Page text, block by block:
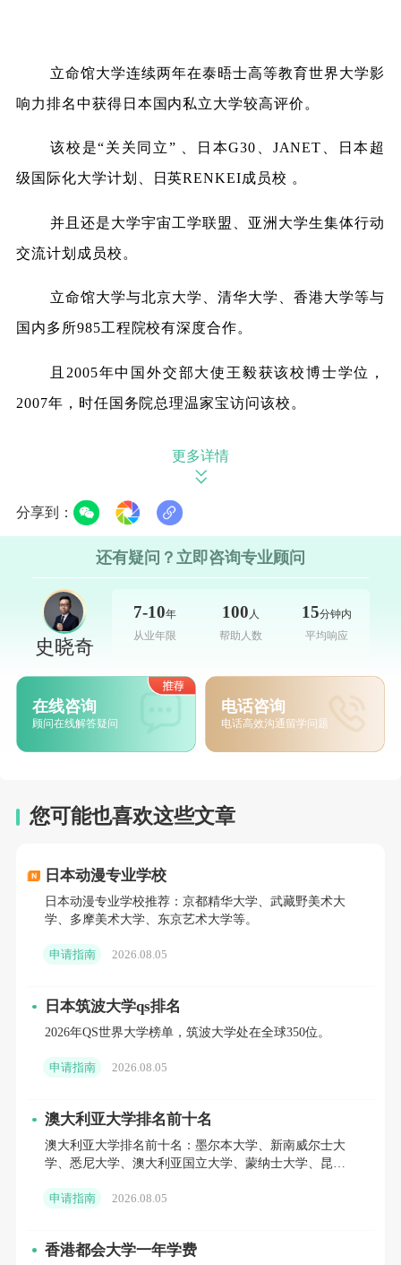
立命馆大学连续两年在泰晤士高等教育世界大学影
响力排名中获得日本国内私立大学较高评价。
该校是“关关同立” 、日本G30、JANET、日本超
级国际化大学计划、日英RENKEI成员校 。
并且还是大学宇宙工学联盟、亚洲大学生集体行动
交流计划成员校。
立命馆大学与北京大学、清华大学、香港大学等与
国内多所985工程院校有深度合作。
且2005年中国外交部大使王毅获该校博士学位，
2007年，时任国务院总理温家宝访问该校。
りつめいかんだいがく
立命馆大学共设置了15个学部，涵盖了多个领
域。
法学部、产业社会学部、国际关系学部、文学部、
经营学部、经济学部、政策科学部、综合心理学部、映
募集要项解读立即咨询>>>
りつめいかんだいがく
立命馆大学每年招收两次学生，分别是前期和后
更多详情
分享到：
还有疑问？立即咨询专业顾问
史晓奇
7-10年
从业年限
100 人
帮助人数
15分钟内
平均响应
在线咨询
顾问在线解答疑问
电话咨询
电话高效沟通留学问题
您可能也喜欢这些文章
日本动漫专业学校
日本动漫专业学校推荐：京都精华大学、武藏野美术大
学、多摩美术大学、东京艺术大学等。
申请指南 2026.08.05
日本筑波大学qs排名
2026年QS世界大学榜单，筑波大学处在全球350位。
申请指南 2026.08.05
澳大利亚大学排名前十名
澳大利亚大学排名前十名：墨尔本大学、新南威尔士大
学、悉尼大学、澳大利亚国立大学、蒙纳士大学、昆士
申请指南 2026.08.05
香港都会大学一年学费